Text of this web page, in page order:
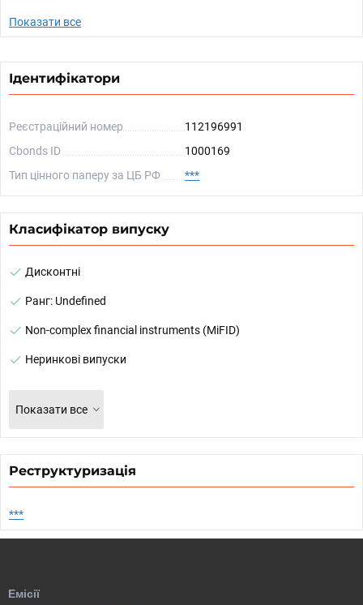
Показати все
Ідентифікатори
Реєстраційний номер
112196991
Cbonds ID
1000169
Тип цінного паперу за ЦБ РФ
***
Класифікатор випуску
Дисконтні
Ранг: Undefined
Non-complex financial instruments (MiFID)
Неринкові випуски
Показати все
Реструктуризація
***
Емісії